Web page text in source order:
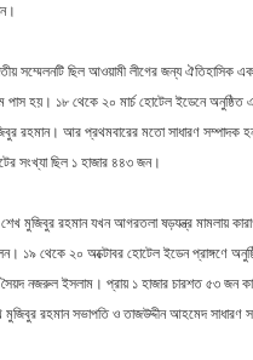
সম্মেলনটি ছিল আওয়ামী লীগের জন্য ঐতিহাসিক
পাস হয়। ১৮ থেকে ২০ মার্চ হোটেল ইডেনে অনুষ্ঠিত
রহমান। আর প্রথমবারের মতো সাধারণ
সংখ্যা ছিল ১ হাজার ৪৪৩ জন।
শেখ মুজিবুর রহমান যখন আগরতলা ষড়যন্ত্র মামলায়
১৯ থেকে ২০ অক্টোবর হোটেল ইডেন প্রাঙ্গণে
নজরুল ইসলাম। প্রায় ১ হাজার চারশত ৫৩ জন
রহমান সভাপতি ও তাজউদ্দীন আহমেদ সাধারণ